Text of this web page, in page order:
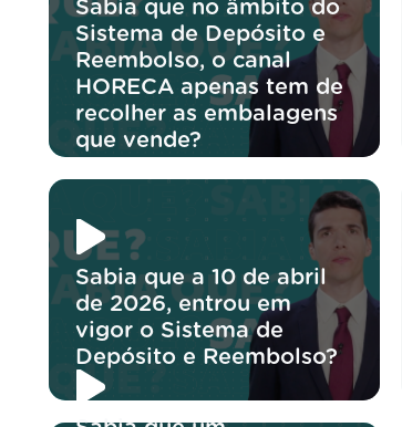
Sabia que no âmbito do
Sistema de Depósito e
Reembolso, o canal
HORECA apenas tem de
recolher as embalagens
que vende?
Sabia que a 10 de abril
de 2026, entrou em
vigor o Sistema de
Depósito e Reembolso?